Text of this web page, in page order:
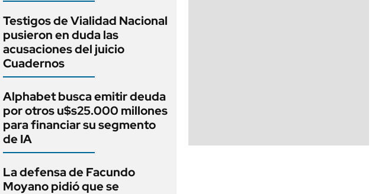
Testigos de Vialidad Nacional
pusieron en duda las
acusaciones del juicio
Cuadernos
Alphabet busca emitir deuda
por otros u$s25.000 millones
para financiar su segmento
de IA
La defensa de Facundo
Moyano pidió que se